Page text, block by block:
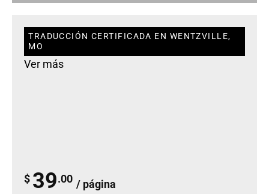
TRADUCCIÓN CERTIFICADA EN WENTZVILLE,
MO
Ver más
$ 39.00 / página